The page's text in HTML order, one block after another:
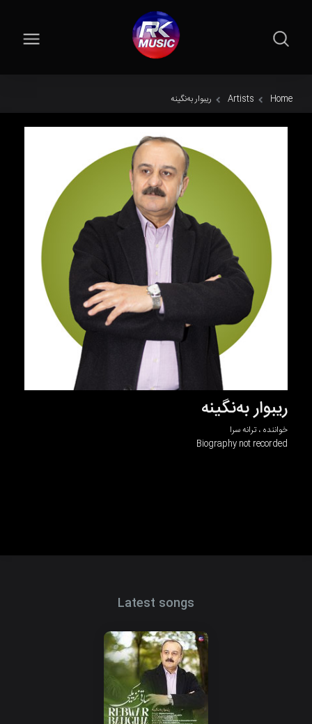
Home
Artists ریبوار بەنگینە
ریبوار بەنگینە
خواننده ، ترانه سرا
Biography not recorded
Latest songs